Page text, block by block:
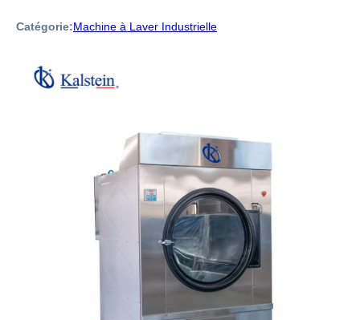
Catégorie:Machine à Laver Industrielle